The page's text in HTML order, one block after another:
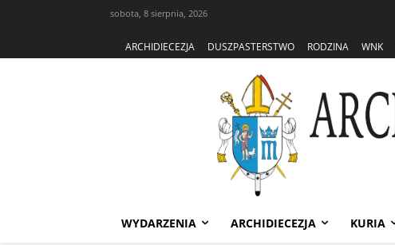
sobota, 8 sierpnia, 2026
ARCHIDIECEZJA DUSZPASTERSTWO RODZINA WNK
WYDARZENIA ARCHIDIECEZJA KURIA